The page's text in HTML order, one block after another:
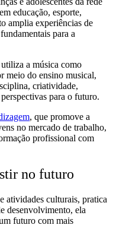
educação, esporte,
amplia experiências de
para a
utiliza a música como
meio do ensino musical,
criatividade,
para o futuro.
, que promove a
no mercado de trabalho,
profissional com
no futuro
atividades culturais, pratica
desenvolvimento, ela
futuro com mais